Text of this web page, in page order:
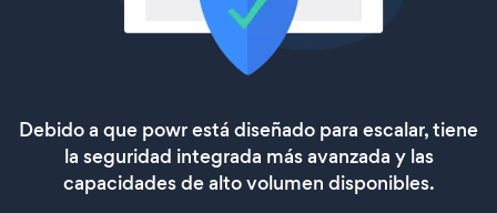
Debido a que powr está diseñado para escalar, tiene
la seguridad integrada más avanzada y las
capacidades de alto volumen disponibles.